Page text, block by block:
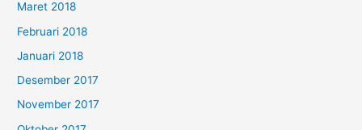
Maret 2018
Februari 2018
Januari 2018
Desember 2017
November 2017